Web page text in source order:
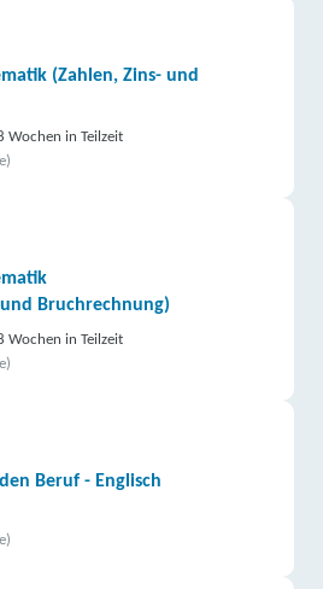
/ MegaKids Fortbildungs
37073 Göttingen
Informationen
Akademie gGmbH |
Informationen
GmbH | 164er Ring 3, 31785
/ MegaKids Fortbildungs
5, 31785 Hameln
(Zahlen, Zins- und
Wochen in Teilzeit
Bruchrechnung)
Wochen in Teilzeit
Beruf - Englisch